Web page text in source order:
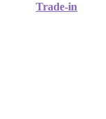
Trade-in